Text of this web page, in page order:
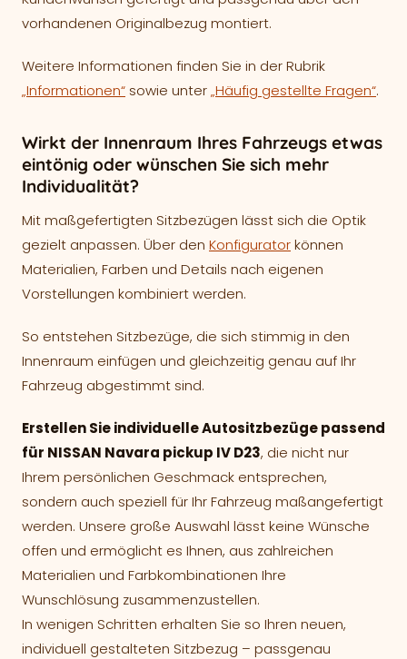
vorhandenen Originalbezug montiert.
Weitere Informationen finden Sie in der Rubrik
„Informationen“ sowie unter„Häufig gestellte Fragen“.
Wirkt der Innenraum Ihres Fahrzeugs etwas
eintönig oder wünschen Sie sich mehr
Individualität?
Mit maßgefertigten Sitzbezügen lässt sich die Optik
gezielt anpassen. Über den Konfiguratorkönnen
Materialien, Farben und Details nach eigenen
Vorstellungen kombiniert werden.
So entstehen Sitzbezüge, die sich stimmig in den
Innenraum einfügen und gleichzeitig genau auf Ihr
Fahrzeug abgestimmt sind.
Erstellen Sie individuelle Autositzbezüge passend
für NISSAN Navara pickup IV D23, die nicht nur
Ihrem persönlichen Geschmack entsprechen,
sondern auch speziell für Ihr Fahrzeug maßangefertigt
werden. Unsere große Auswahl lässt keine Wünsche
offen und ermöglicht es Ihnen, aus zahlreichen
Materialien und Farbkombinationen Ihre
Wunschlösung zusammenzustellen.
In wenigen Schritten erhalten Sie so Ihren neuen,
individuell gestalteten Sitzbezug – passgenau